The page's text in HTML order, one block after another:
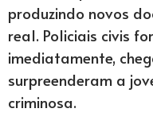
produzindo novos
real. Policiais civis
imediatamente,
surpreenderam a
criminosa.